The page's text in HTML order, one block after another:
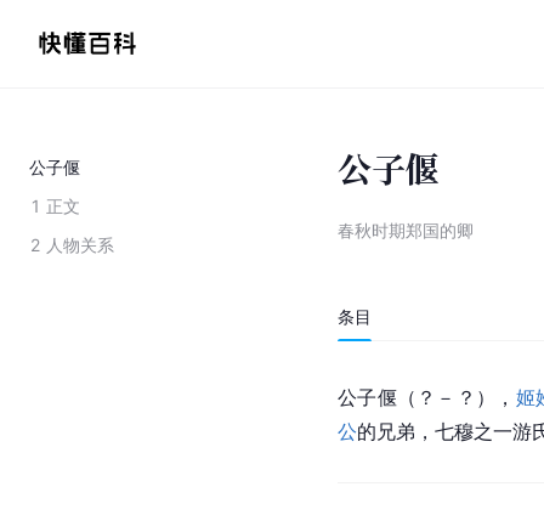
公子偃
1 正文
2 人物关系
公子偃
春秋时期郑国的卿
条目
公子偃（？－？）， 姬
公的兄弟，七穆之一游